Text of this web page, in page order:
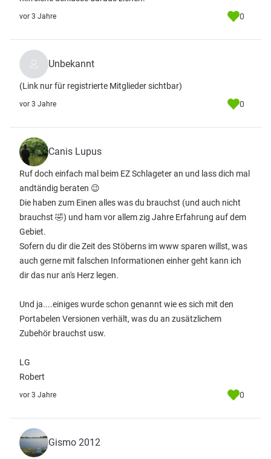
vor 3 Jahre 0
Unbekannt
(Link nur für registrierte Mitglieder sichtbar)
vor 3 Jahre 0
Canis Lupus
Ruf doch einfach mal beim EZ Schlageter an und lass dich mal
andtändig beraten 😉
Die haben zum Einen alles was du brauchst (und auch nicht
brauchst 🤣) und ham vor allem zig Jahre Erfahrung auf dem
Gebiet.
Sofern du dir die Zeit des Stöberns im www sparen willst, was
auch gerne mit falschen Informationen einher geht kann ich
dir das nur an's Herz legen.
Und ja....einiges wurde schon genannt wie es sich mit den
Portabelen Versionen verhält, was du an zusätzlichem
Zubehör brauchst usw.
LG
Robert
vor 3 Jahre 0
Gismo 2012